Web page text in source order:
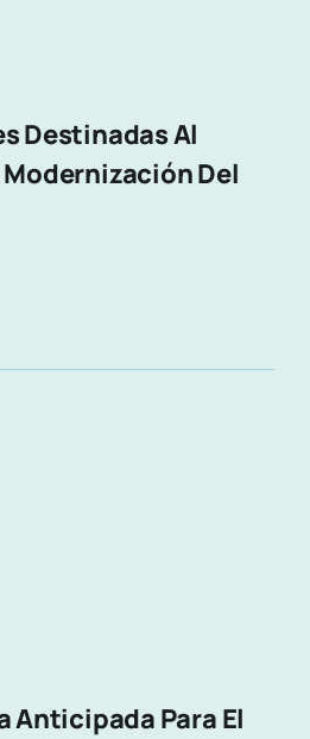
Destinadas Al
Del
Anticipada Para El